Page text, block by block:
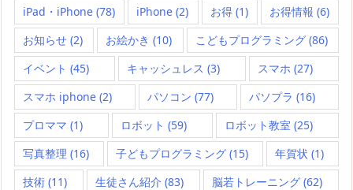
iPad・iPhone (78) iPhone (2) お得(1) お得情報 (6)
お知らせ (2) お絵かき (10) こどもプログラミング(86)
イベント (45) キャッシュレス (3) スマホ (27)
スマホ iphone (2) パソコン (77) パソプラ (16)
プロママ (1) ロボット (59) ロボット教室 (25)
写真整理 (16) 子どもプログラミング (15) 年賀状 (1)
技術 (11) 生徒さん紹介 (83) 脳若トレーニング (62)